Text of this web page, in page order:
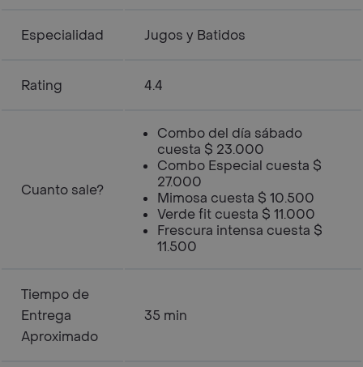
Especialidad Jugos y Batidos
Rating 4.4
Cuanto sale?
Combo del día sábado
cuesta $ 23.000
Combo Especial cuesta $
27.000
Mimosa cuesta $ 10.500
Verde fit cuesta $ 11.000
Frescura intensa cuesta $
11.500
Tiempo de
Entrega
Aproximado
35 min